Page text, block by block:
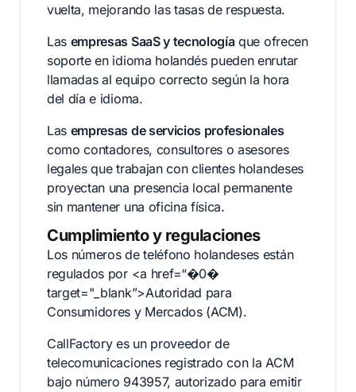
vuelta, mejorando las tasas de respuesta.
Las empresas SaaS y tecnologíaque ofrecen
soporte en idioma holandés pueden enrutar
llamadas al equipo correcto según la hora
del día e idioma.
Las empresas de servicios profesionales
como contadores, consultores o asesores
legales que trabajan con clientes holandeses
proyectan una presencia local permanente
sin mantener una oficina física.
Cumplimiento y regulaciones
Los números de teléfono holandeses están
regulados por <a href=“�0�
target="_blank”>Autoridad para
Consumidores y Mercados (ACM).
CallFactory es un proveedor de
telecomunicaciones registrado con la ACM
bajo número 943957, autorizado para emitir